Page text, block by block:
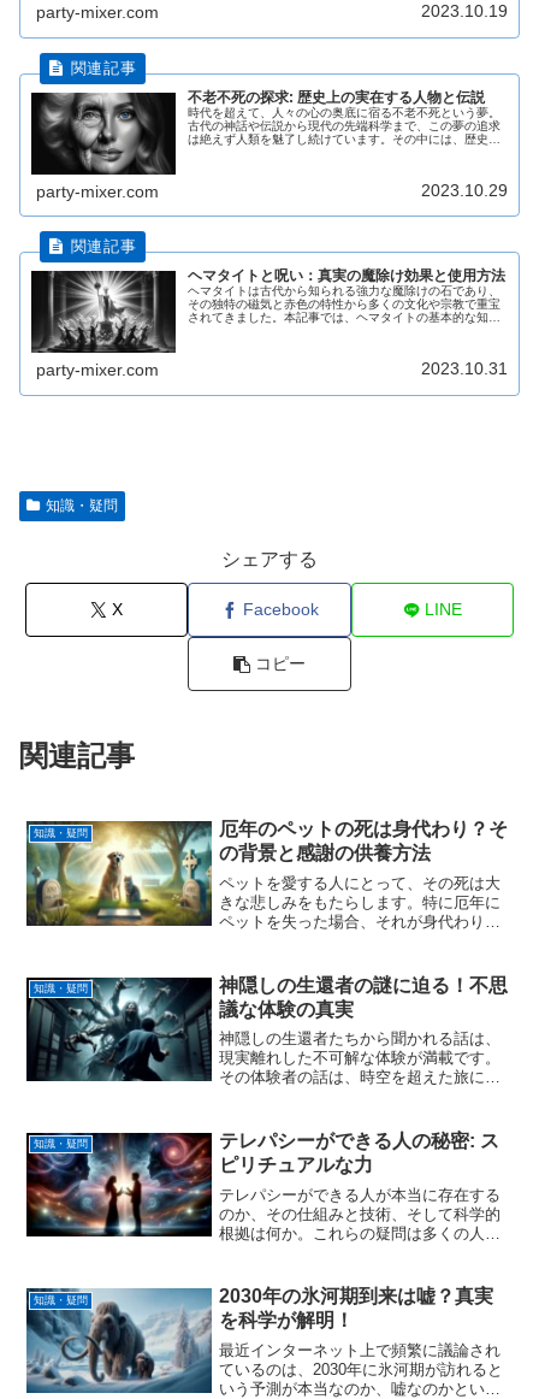
party-mixer.com 2023.10.19
不老不死の探求: 歴史上の実在する人物と伝説
時代を超えて、人々の心の奥底に宿る不老不死という夢。
古代の神話や伝説から現代の先端科学まで、この夢の追求
は絶えず人類を魅了し続けています。その中には、歴史上
party-mixer.com 2023.10.29
ヘマタイトと呪い：真実の魔除け効果と使用方法
ヘマタイトは古代から知られる強力な魔除けの石であり、
その独特の磁気と赤色の特性から多くの文化や宗教で重宝
されてきました。本記事では、ヘマタイトの基本的な知識
party-mixer.com 2023.10.31
知識・疑問
シェアする
X Facebook LINE
コピー
関連記事
知識・疑問
厄年のペットの死は身代わり？そ
の背景と感謝の供養方法
ペットを愛する人にとって、その死は大
きな悲しみをもたらします。特に厄年に
ペットを失った場合、それが身代わりに
亡くなる意味やそのスピリチュアルな背
景について解説します。ペ...
知識・疑問
神隠しの生還者の謎に迫る！不思
議な体験の真実
神隠しの生還者たちから聞かれる話は、
現実離れした不可解な体験が満載です。
その体験者の話は、時空を超えた旅に出
か、そしてそもそも本当にあるのかとい
う疑問は、今もなお、多くの...
知識・疑問
テレパシーができる人の秘密: ス
ピリチュアルな力
テレパシーができる人が本当に存在する
のか、その仕組みと技術、そして科学的
根拠は何か。これらの疑問は多くの人々
とその影響に至るまで、テレパシーは人
間の潜在能力の探求におい...
知識・疑問
2030年の氷河期到来は嘘？真実
を科学が解明！
最近インターネット上で頻繁に議論され
ているのは、2030年に氷河期が訪れると
いう予測が本当なのか、嘘なのかという